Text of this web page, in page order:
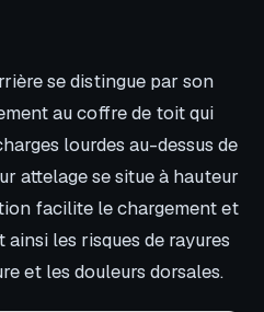
se distingue par son
au coffre de toit qui
lourdes au-dessus de
attelage se situe à hauteur
facilite le chargement et
les risques de rayures
et les douleurs dorsales.